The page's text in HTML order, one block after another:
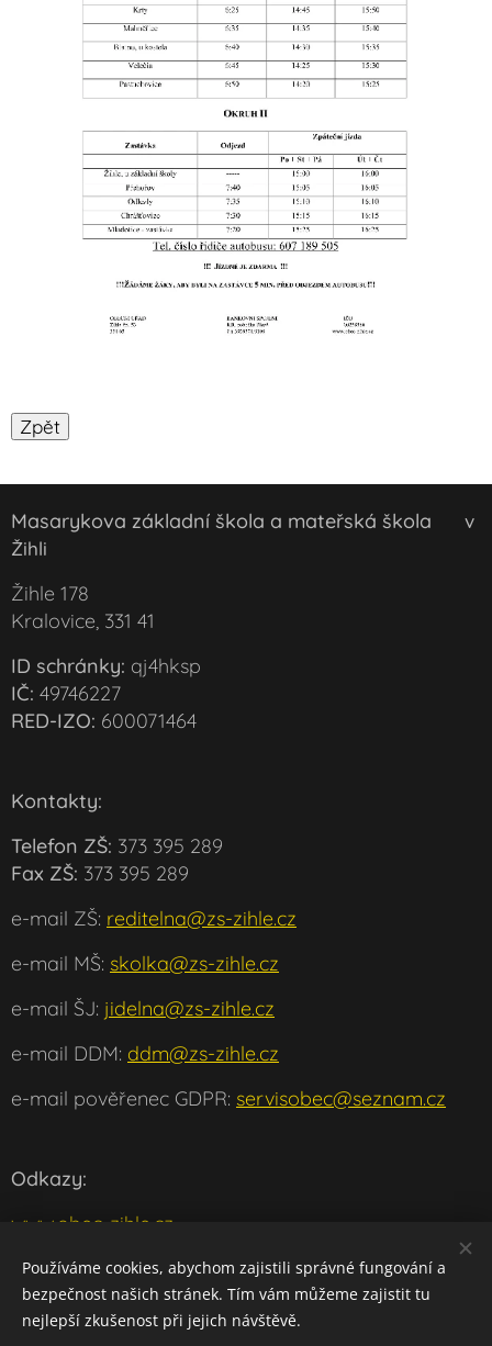
Masarykova základní škola a mateřská škola v
Žihli
Žihle 178
Kralovice, 331 41
ID schránky: qj4hksp
IČ: 49746227
RED-IZO: 600071464
Kontakty:
Telefon ZŠ: 373 395 289
Fax ZŠ: 373 395 289
e-mail ZŠ: reditelna@zs-zihle.cz
e-mail MŠ: skolka@zs-zihle.cz
e-mail ŠJ: jidelna@zs-zihle.cz
e-mail DDM: ddm@zs-zihle.cz
e-mail pověřenec GDPR: servisobec@seznam.cz
Odkazy:
www.obec-zihle.cz
www.msmt.cz
www.klaster-plasy.cz
Používáme cookies, abychom zajistili správné fungování a
bezpečnost našich stránek. Tím vám můžeme zajistit tu
nejlepší zkušenost při jejich návštěvě.